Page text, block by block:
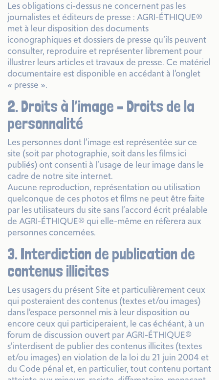
Les obligations ci-dessus ne concernent pas les
journalistes et éditeurs de presse : AGRI-ÉTHIQUE®
met à leur disposition des documents
iconographiques et dossiers de presse qu’ils peuvent
consulter, reproduire et représenter librement pour
illustrer leurs articles et travaux de presse. Ce matériel
documentaire est disponible en accédant à l’onglet
« presse ».
2. Droits à l’image – Droits de la
personnalité
Les personnes dont l’image est représentée sur ce
site (soit par photographie, soit dans les films ici
publiés) ont consenti à l’usage de leur image dans le
cadre de notre site internet.
Aucune reproduction, représentation ou utilisation
quelconque de ces photos et films ne peut être faite
par les utilisateurs du site sans l’accord écrit préalable
de AGRI-ÉTHIQUE® qui elle-même en réfèrera aux
personnes concernées.
3. Interdiction de publication de
contenus illicites
Les usagers du présent Site et particulièrement ceux
qui posteraient des contenus (textes et/ou images)
dans l’espace personnel mis à leur disposition ou
encore ceux qui participeraient, le cas échéant, à un
forum de discussion ouvert par AGRI-ÉTHIQUE®
s’interdisent de publier des contenus illicites (textes
et/ou images) en violation de la loi du 21 juin 2004 et
du Code pénal et, en particulier, tout contenu portant